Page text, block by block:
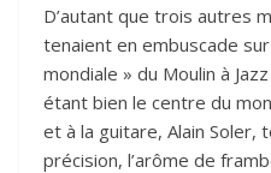
D’autant que trois autres
tenaient en embuscade
mondiale » du Moulin à
étant bien le centre du
et à la guitare, Alain Soler,
précision, l’arôme de